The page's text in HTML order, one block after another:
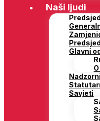
Naši ljudi
Glavni
Savjeti